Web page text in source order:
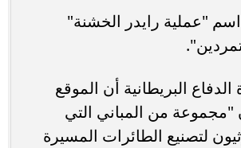
"عملية رايدر الخشنة"
البريطانية أن الموقع
من المباني التي
لتصنيع الطائرات المسيرة